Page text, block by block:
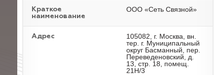
Краткое
наименование
ООО «Сеть Связной»
Адрес
105082, г. Москва, вн.
тер. г. Муниципальный
округ Басманный, пер.
Переведеновский, д.
13, стр. 18, помещ.
21Н/3